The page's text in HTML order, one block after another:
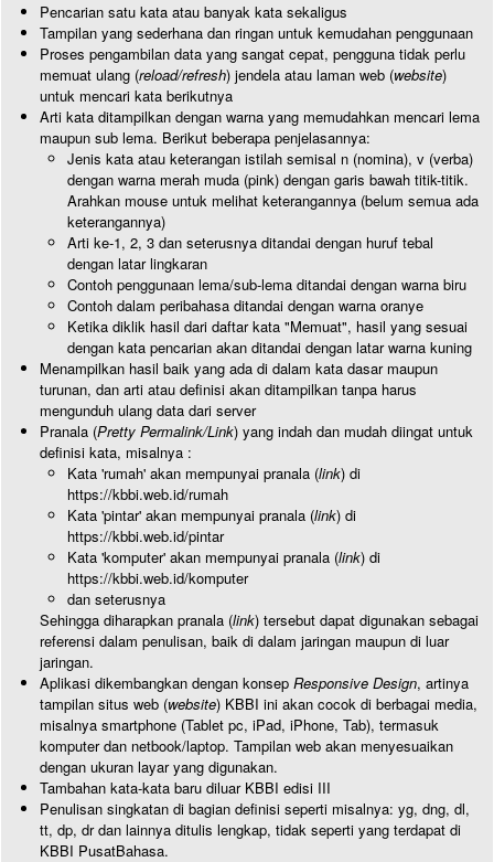
Pencarian satu kata atau banyak kata sekaligus
Tampilan yang sederhana dan ringan untuk kemudahan penggunaan
Proses pengambilan data yang sangat cepat, pengguna tidak perlu
memuat ulang (reload/refresh) jendela atau laman web (website)
untuk mencari kata berikutnya
Arti kata ditampilkan dengan warna yang memudahkan mencari lema
maupun sub lema. Berikut beberapa penjelasannya:
Jenis kata atau keterangan istilah semisal n (nomina), v (verba)
dengan warna merah muda (pink) dengan garis bawah titik-titik.
Arahkan mouse untuk melihat keterangannya (belum semua ada
keterangannya)
Arti ke-1, 2, 3 dan seterusnya ditandai dengan huruf tebal
dengan latar lingkaran
Contoh penggunaan lema/sub-lema ditandai dengan warna biru
Contoh dalam peribahasa ditandai dengan warna oranye
Ketika diklik hasil dari daftar kata "Memuat", hasil yang sesuai
dengan kata pencarian akan ditandai dengan latar warna kuning
Menampilkan hasil baik yang ada di dalam kata dasar maupun
turunan, dan arti atau definisi akan ditampilkan tanpa harus
mengunduh ulang data dari server
Pranala (Pretty Permalink/Link) yang indah dan mudah diingat untuk
definisi kata, misalnya :
Kata 'rumah' akan mempunyai pranala (link) di
https://kbbi.web.id/rumah
Kata 'pintar' akan mempunyai pranala (link) di
https://kbbi.web.id/pintar
Kata 'komputer' akan mempunyai pranala (link) di
https://kbbi.web.id/komputer
dan seterusnya
Sehingga diharapkan pranala (link) tersebut dapat digunakan sebagai
referensi dalam penulisan, baik di dalam jaringan maupun di luar
jaringan.
Aplikasi dikembangkan dengan konsep Responsive Design, artinya
tampilan situs web (website) KBBI ini akan cocok di berbagai media,
misalnya smartphone (Tablet pc, iPad, iPhone, Tab), termasuk
komputer dan netbook/laptop. Tampilan web akan menyesuaikan
dengan ukuran layar yang digunakan.
Tambahan kata-kata baru diluar KBBI edisi III
Penulisan singkatan di bagian definisi seperti misalnya: yg, dng, dl,
tt, dp, dr dan lainnya ditulis lengkap, tidak seperti yang terdapat di
KBBI PusatBahasa.